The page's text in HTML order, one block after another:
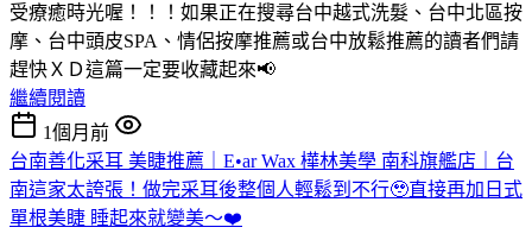
受療癒時光喔！！！如果正在搜尋台中越式洗髮、台中北區按
摩、台中頭皮SPA、情侶按摩推薦或台中放鬆推薦的讀者們請
趕快ＸＤ這篇一定要收藏起來📢
繼續閱讀
1個月前
台南善化采耳 美睫推薦｜E•ar Wax 樺林美學 南科旗艦店｜台
南這家太誇張！做完采耳後整個人輕鬆到不行🥹直接再加日式
單根美睫 睡起來就變美～❤️